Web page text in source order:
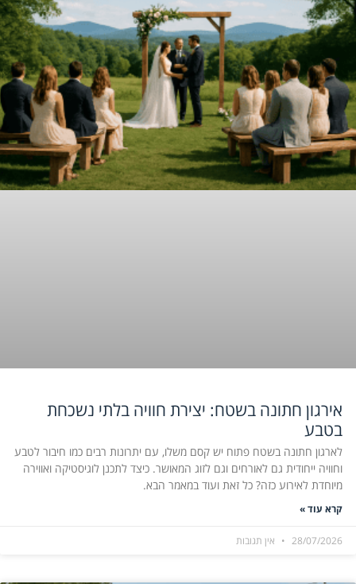
אירגון חתונה בשטח: יצירת חוויה בלתי נשכחת
בטבע
לארגון חתונה בשטח פתוח יש קסם משלו, עם יתרונות רבים כמו חיבור לטבע
וחוויה ייחודית גם לאורחים וגם לזוג המאושר. כיצד לתכנן לוגיסטיקה ואווירה
מיוחדת לאירוע כזה? כל זאת ועוד במאמר הבא.
קרא עוד »
28/07/2026 אין תגובות